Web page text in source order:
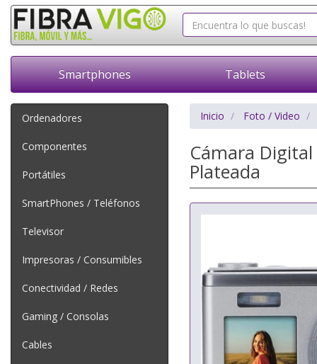
Smartphones Tablets
Ordenadores
Componentes
Portátiles
SmartPhones / Teléfonos
Televisor
Impresoras / Consumibles
Conectividad / Redes
Gaming / Consolas
Cables
Inicio Foto / Video
Cámara
Plateada